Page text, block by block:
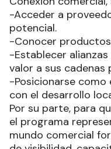
-Acceder a
potencial.
-Conocer
-Establecer
valor a sus cadenas
-Posicionarse
con el desarrollo
Por su parte, para
el programa
mundo comercial